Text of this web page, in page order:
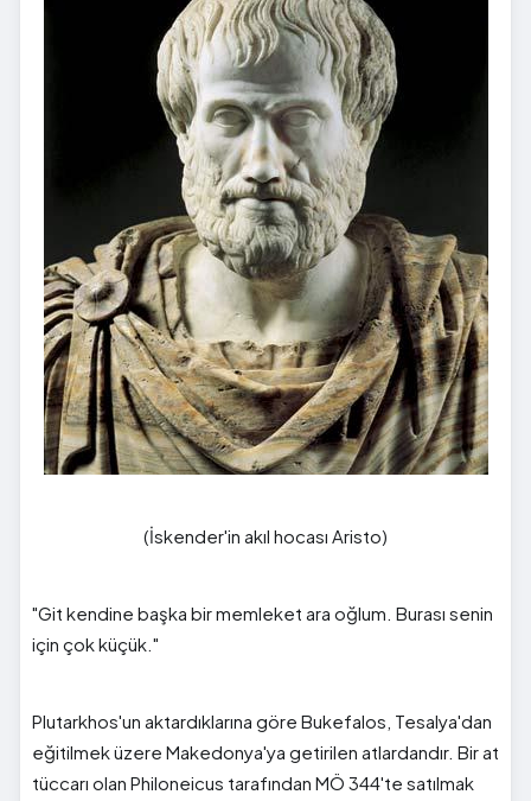
(İskender'in akıl hocası Aristo)
"Git kendine başka bir memleket ara oğlum. Burası senin
için çok küçük."
Plutarkhos'un aktardıklarına göre Bukefalos, Tesalya'dan
eğitilmek üzere Makedonya'ya getirilen atlardandır. Bir at
tüccarı olan Philoneicus tarafından MÖ 344'te satılmak